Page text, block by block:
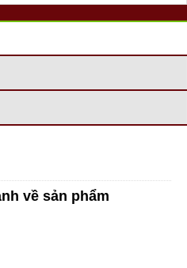
về sản phẩm